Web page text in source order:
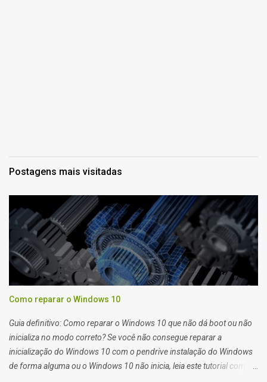
Postagens mais visitadas
Como reparar o Windows 10
Guia definitivo: Como reparar o Windows 10 que não dá boot ou não
inicializa no modo correto? Se você não consegue reparar a
inicialização do Windows 10 com o pendrive instalação do Windows
de forma alguma ou o Windows 10 não inicia, leia este tutorial com